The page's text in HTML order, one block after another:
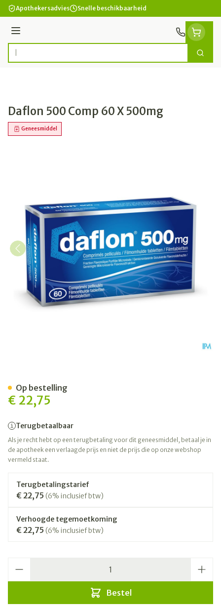
Ga naar de inhoud
Apothekersadvies Snelle beschikbaarheid
Menu
Product, merk, categorie... Zoek
Daflon 500 Comp 60 X 500mg
Geneesmiddel
€ 22,75
Terugbetaalbaar
Als je recht hebt op een terugbetaling voor dit geneesmiddel, betaal je in
de apotheek een verlaagde prijs en niet de prijs die op onze webshop
vermeld staat.
Terugbetalingstarief
€ 22,75 (6% inclusief btw)
Verhoogde tegemoetkoming
€ 22,75 (6% inclusief btw)
Bestel
Op bestelling